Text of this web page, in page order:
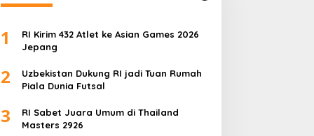
1
RI Kirim 432 Atlet ke Asian Games 2026
Jepang
2
Uzbekistan Dukung RI jadi Tuan Rumah
Piala Dunia Futsal
3
RI Sabet Juara Umum di Thailand
Masters 2926